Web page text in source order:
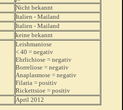
Nicht bekannt
Italien - Mailand
Italien - Mailand
keine bekannt
Leishmaniose
< 40 = negativ
Ehrlichiose = negativ
Borreliose = negativ
Anaplasmose = negativ
Filaria = positiv
Rickettsioe = positiv
April 2012